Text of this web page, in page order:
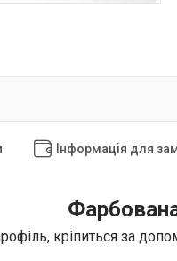
Інформація для
кріпиться за